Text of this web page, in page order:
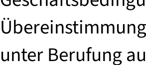
unter Berufung